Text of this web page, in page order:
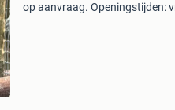
op aanvraag. Openingstijden: